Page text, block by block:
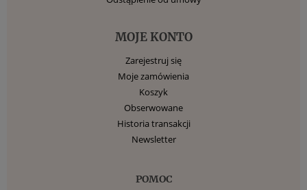
MOJE KONTO
Zarejestruj się
Moje zamówienia
Koszyk
Obserwowane
Historia transakcji
Newsletter
POMOC